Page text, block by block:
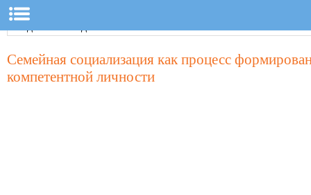
Семейная социализация как процесс
компетентной личности